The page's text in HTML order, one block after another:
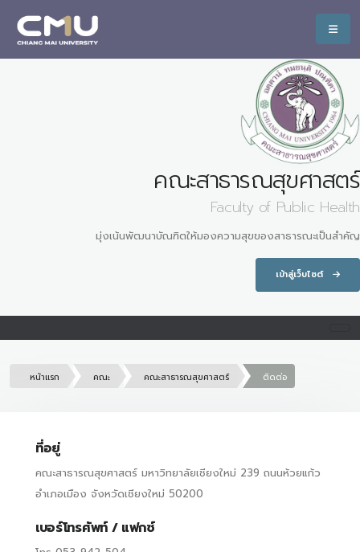
คณะสาธารณสุขศาสตร์
Faculty of Public Health
มุ่งเน้นพัฒนาบัณฑิตให้มองความสุขของสาธารณะเป็นสำคัญ
เข้าสู่เว็บไซต์
หน้าแรก คณะ คณะสาธารณสุขศาสตร์ ติดต่อ
ที่อยู่
คณะสาธารณสุขศาสตร์ มหาวิทยาลัยเชียงใหม่ 239 ถนนห้วยแก้ว
อำเภอเมือง จังหวัดเชียงใหม่ 50200
เบอร์โทรศัพท์ / แฟกซ์